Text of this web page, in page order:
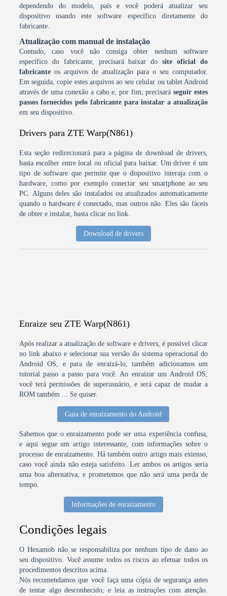
dependendo do modelo, país e você poderá atualizar seu
dispositivo usando este software específico diretamente do
fabricante.
Atualização com manual de instalação
Contudo, caso você não consiga obter nenhum software
específico do fabricante, precisará baixar dosite oficial do
fabricante os arquivos de atualização para o seu computador.
Em seguida, copie estes arquivos ao seu celular ou tablet Android
através de uma conexão a cabo e, por fim, precisaráseguir estes
passos fornecidos pelo fabricante para instalar a atualização
em seu dispositivo.
Drivers para ZTE Warp(N861)
Esta seção redirecionará para a página de download de drivers,
basta escolher entre local ou oficial para baixar. Um driver é um
tipo de software que permite que o dispositivo interaja com o
hardware, como por exemplo conectar seu smartphone ao seu
PC. Alguns deles são instalados ou atualizados automaticamente
quando o hardware é conectado, mas outros não. Eles são fáceis
de obter e instalar, basta clicar no link.
Download de drivers
Enraize seu ZTE Warp(N861)
Após realizar a atualização de software e drivers, é possível clicar
no link abaixo e selecionar sua versão do sistema operacional do
Android OS, e para de enraizá-lo, também adicionamos um
tutorial passo a passo para você. Ao enraizar um Android OS,
você terá permissões de superusuário, e será capaz de mudar a
ROM também ... Se quiser.
Guia de enraizamento do Android
Sabemos que o enraizamento pode ser uma experiência confusa,
e aqui segue um artigo interessante, com informações sobre o
processo de enraizamento. Há também outro artigo mais extenso,
caso você ainda não esteja satisfeito. Ler ambos os artigos seria
uma boa alternativa, e prometemos que não será uma perda de
tempo.
Informações de enraizamento
Condições legais
O Hexamob não se responsabiliza por nenhum tipo de dano ao
seu dispositivo. Você assume todos os riscos ao efetuar todos os
procedimentos descritos acima.
Nós recomendamos que você faça uma cópia de segurança antes
de tentar algo desconhecido, e leia as instruções com atenção.